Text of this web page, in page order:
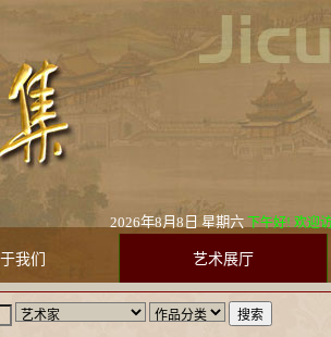
2026年8月8日 星期六 下午好! 欢
我们 艺术展厅